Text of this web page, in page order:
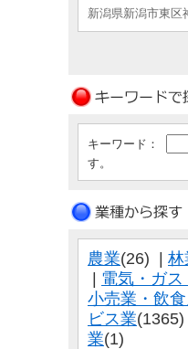
新潟県新潟市東
キーワード：
す。
農業(26) | 林
| 電気・ガ
小売業・飲
ビス業
業(1)